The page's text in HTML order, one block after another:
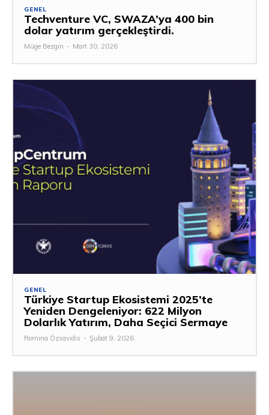
GENEL
Techventure VC, SWAZA’ya 400 bin
dolar yatırım gerçekleştirdi.
Müge Bezgin - Mart 30, 2026
GENEL
Türkiye Startup Ekosistemi 2025’te
Yeniden Dengeleniyor: 622 Milyon
Dolarlık Yatırım, Daha Seçici Sermaye
Romina Özsavidis - Şubat 9, 2026